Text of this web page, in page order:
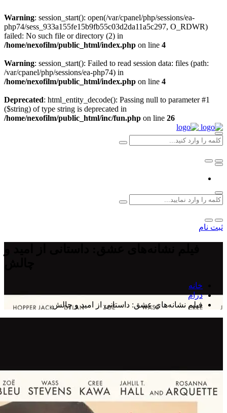
Warning: session_start(): open(/var/cpanel/php/sessions/ea-
php74/sess_933a155fe15b9fb55c03d2da11a5c297, O_RDWR)
failed: No such file or directory (2) in
/home/nexofilm/public_html/index.php on line 4
Warning: session_start(): Failed to read session data: files (path:
/var/cpanel/php/sessions/ea-php74) in
/home/nexofilm/public_html/index.php on line 4
Deprecated: html_entity_decode(): Passing null to parameter #1
($string) of type string is deprecated in
/home/nexofilm/public_html/inc/fun.php on line 26
ثبت نام
خانه
درام
فیلم نشانه‌های عشق: داستانی از امید و چالش